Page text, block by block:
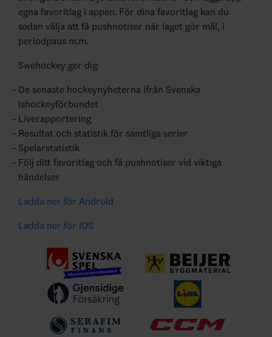
egna favoritlag i appen. För dina favoritlag kan du
sedan välja att få pushnotiser när laget gör mål, i
periodpaus m.m.
Swehockey ger dig:
De senaste hockeynyheterna ifrån Svenska
Ishockeyförbundet
Liverapportering
Resultat och statistik för samtliga serier
Spelarstatistik
Följ ditt favoritlag och få pushnotiser vid viktiga
händelser
Ladda ner för Android
Ladda ner för IOS